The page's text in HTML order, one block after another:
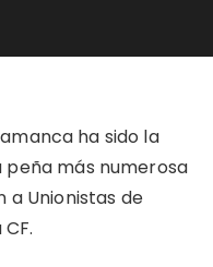
ha sido la
más numerosa
a Unionistas de